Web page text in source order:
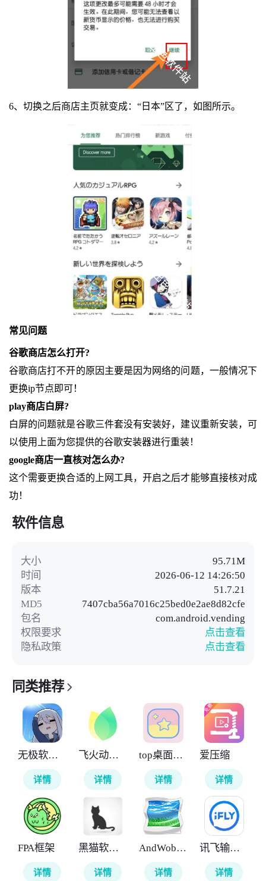
6、切换之后商店主页就变成：“日本”区了，如图所示。
常见问题
谷歌商店怎么打开?
谷歌商店打不开的原因主要是因为网络的问题，一般情况下
更换ip节点即可！
play商店白屏?
白屏的问题就是谷歌三件套没有安装好，建议重新安装，可
以使用上面为您提供的谷歌安装器进行重装！
google商店一直核对怎么办?
这个需要更换合适的上网工具，开启之后才能够直接核对成
功！
软件信息
大小
95.71M
时间
2026-06-12 14:26:50
版本
51.7.21
MD5
7407cba56a7016c25bed0e2ae8d82cfe
包名
com.android.vending
权限要求
点击查看
隐私政策
点击查看
同类推荐
无极软件库
详情
飞火动态壁纸
详情
top桌面小组件
详情
爱压缩
详情
FPA框架
详情
黑猫软件库
详情
AndWobble
详情
讯飞输入法
详情